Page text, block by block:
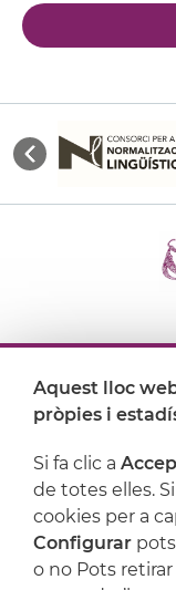
On ens trobem
Suport
Aquest lloc
pròpies i
Si fa clic a
de totes elles.
cookies per a
Configurar
o no Pots